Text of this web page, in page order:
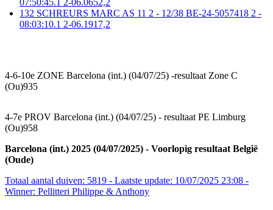
07:50:45.1 2-06.0652,2
132 SCHREURS MARC AS 11 2 - 12/38 BE-24-5057418 2 -
08:03:10.1 2-06.1917,2
4-6-10e ZONE Barcelona (int.) (04/07/25) -resultaat Zone C
(Ou)935
4-7e PROV Barcelona (int.) (04/07/25) - resultaat PE Limburg
(Ou)958
Barcelona (int.) 2025 (04/07/2025) - Voorlopig resultaat België
(Oude)
Totaal aantal duiven: 5819 - Laatste update: 10/07/2025 23:08 -
Winner: Pellitteri Philippe & Anthony